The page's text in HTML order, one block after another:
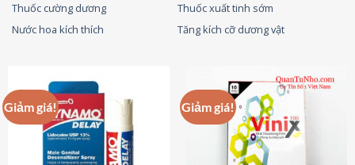
Thuốc cường dương
Thuốc xuất tinh sớm
Nước hoa kích thích
Tăng kích cỡ dương vật
Giảm giá! Giảm giá!